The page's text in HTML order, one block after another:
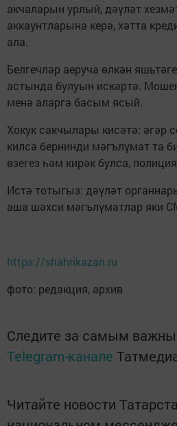
акчаларын урлый, дәүләт
аккаунтларына керә, хәтта
ала.
Белгечләр аеруча өлкән
астында булуын искәртә.
менә аларга басым ясый.
Хокук сакчылары кисәтә: әгәр
килсә бернинди мәгълүмат та
өзегез һәм кирәк булса,
Истә тотыгыз: дәүләт
аша шәхси мәгълүматлар яки
https://shahrikazan.ru
фото: редакция, архив
Следите за самым
Telegram-канале
Читайте новости